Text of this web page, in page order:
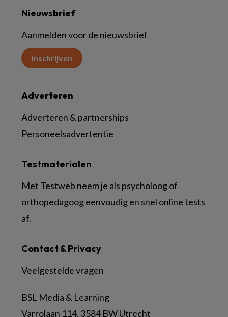
Nieuwsbrief
Aanmelden voor de nieuwsbrief
Inschrijven
Contact & Privacy
Veelgestelde vragen
BSL Media & Learning
Varrolaan 114, 3584 BW Utrecht
Testmaterialen
Met Testweb neem je als psycholoog of
orthopedagoog eenvoudig en snel online tests
af.
Adverteren
Adverteren & partnerships
Personeelsadvertentie